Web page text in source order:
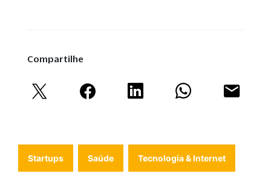
Compartilhe
Startups Saúde Tecnologia & Internet